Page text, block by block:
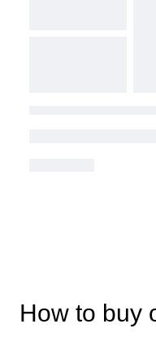
How to buy